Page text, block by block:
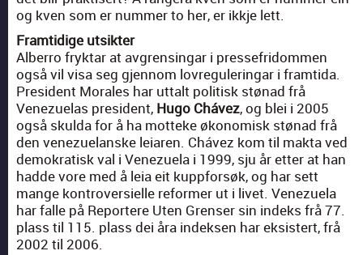
og kven som er num­mer to her, er ikkje lett.
Fram­tidi­ge utsik­ter
Alber­ro fryk­tar at avgrensin­gar i presse­fridom­men
også vil visa seg gjen­nom lovreg­u­leringar i framti­da.
Pres­i­dent Morales har uttalt poli­tisk stø­nad frå
Venezue­las pres­i­dent, Hugo Chávez, og blei i 2005
også skul­da for å ha mot­teke økonomisk stø­nad frå
den venezue­lanske leiaren. Chávez kom til mak­ta ved
demokratisk val i Venezuela i 1999, sju år etter at han
hadde vore med å leia eit kupp­forsøk, og har sett
mange kon­tro­ver­sielle reformer ut i livet. Venezuela
har falle på Reportere Uten Grenser sin indeks frå 77.
plass til 115. plass dei åra indek­sen har eksis­tert, frå
2002 til 2006.